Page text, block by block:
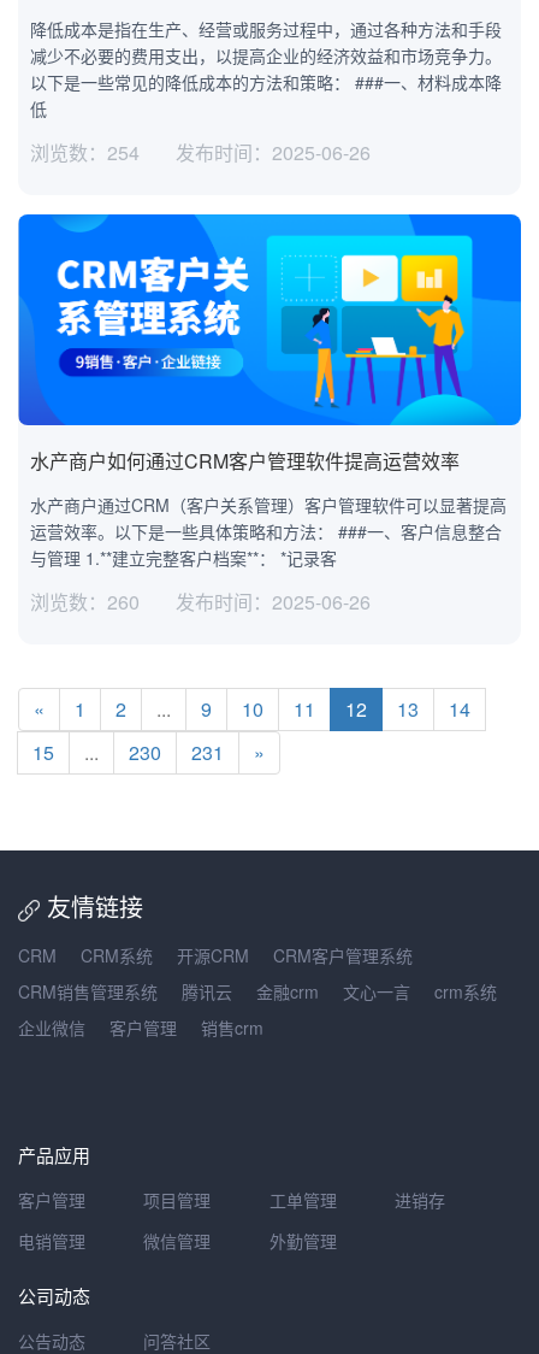
降低成本是指在生产、经营或服务过程中，通过各种方法和手段
减少不必要的费用支出，以提高企业的经济效益和市场竞争力。
以下是一些常见的降低成本的方法和策略： ###一、材料成本降
低
浏览数：254 发布时间：2025-06-26
水产商户如何通过CRM客户管理软件提高运营效率
水产商户通过CRM（客户关系管理）客户管理软件可以显著提高
运营效率。以下是一些具体策略和方法： ###一、客户信息整合
与管理 1.**建立完整客户档案**： *记录客
浏览数：260 发布时间：2025-06-26
« 1 2 ... 9 10 11 12 13
14
15
... 230 231 »
友情链接
CRM CRM系统 开源CRM
CRM客户管理系统
CRM销售管理系统
腾讯云 金融crm 文心一言
crm系统
企业微信
客户管理 销售crm
产品应用
客户管理 项目管理 工单管理
进销存
电销管理
微信管理 外勤管理
公司动态
公告动态 问答社区